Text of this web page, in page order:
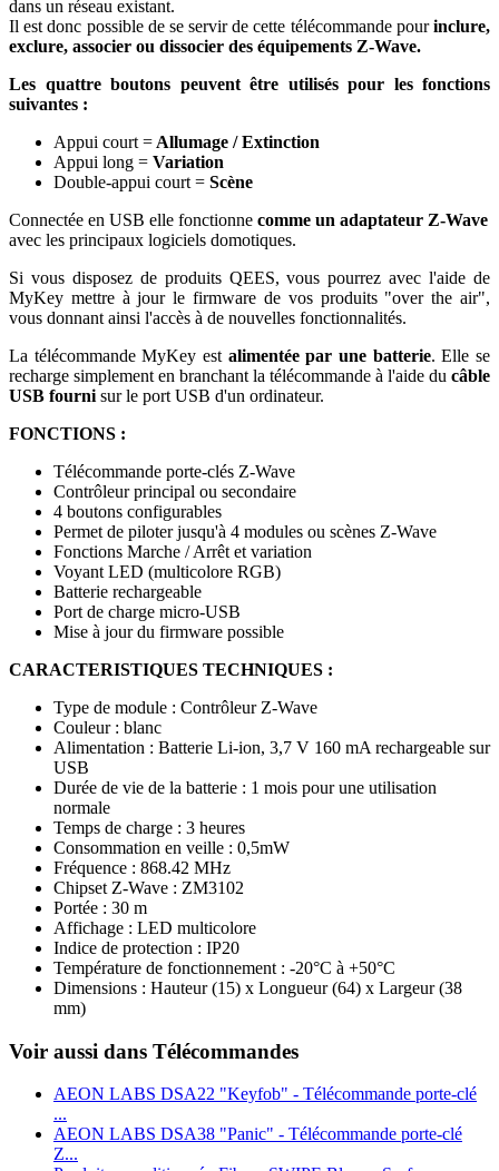
dans un réseau existant.
Il est donc possible de se servir de cette télécommande pourinclure,
exclure, associer ou dissocier des équipements Z-Wave.
Les quattre boutons peuvent être utilisés pour les fonctions
suivantes :
Appui court = Allumage / Extinction
Appui long = Variation
Double-appui court = Scène
Connectée en USB elle fonctionne comme un adaptateur Z-Wave
avec les principaux logiciels domotiques.
Si vous disposez de produits QEES, vous pourrez avec l'aide de
MyKey mettre à jour le firmware de vos produits "over the air",
vous donnant ainsi l'accès à de nouvelles fonctionnalités.
La télécommande MyKey est alimentée par une batterie. Elle se
recharge simplement en branchant la télécommande à l'aide du câble
USB fourni sur le port USB d'un ordinateur.
FONCTIONS :
Télécommande porte-clés Z-Wave
Contrôleur principal ou secondaire
4 boutons configurables
Permet de piloter jusqu'à 4 modules ou scènes Z-Wave
Fonctions Marche / Arrêt et variation
Voyant LED (multicolore RGB)
Batterie rechargeable
Port de charge micro-USB
Mise à jour du firmware possible
CARACTERISTIQUES TECHNIQUES :
Type de module : Contrôleur Z-Wave
Couleur : blanc
Alimentation : Batterie Li-ion, 3,7 V 160 mA rechargeable sur
USB
Durée de vie de la batterie : 1 mois pour une utilisation
normale
Temps de charge : 3 heures
Consommation en veille : 0,5mW
Fréquence : 868.42 MHz
Chipset Z-Wave : ZM3102
Portée : 30 m
Affichage : LED multicolore
Indice de protection : IP20
Température de fonctionnement : -20°C à +50°C
Dimensions : Hauteur (15) x Longueur (64) x Largeur (38
mm)
Voir aussi dans Télécommandes
AEON LABS DSA22 "Keyfob" - Télécommande porte-clé
...
AEON LABS DSA38 "Panic" - Télécommande porte-clé
Z...